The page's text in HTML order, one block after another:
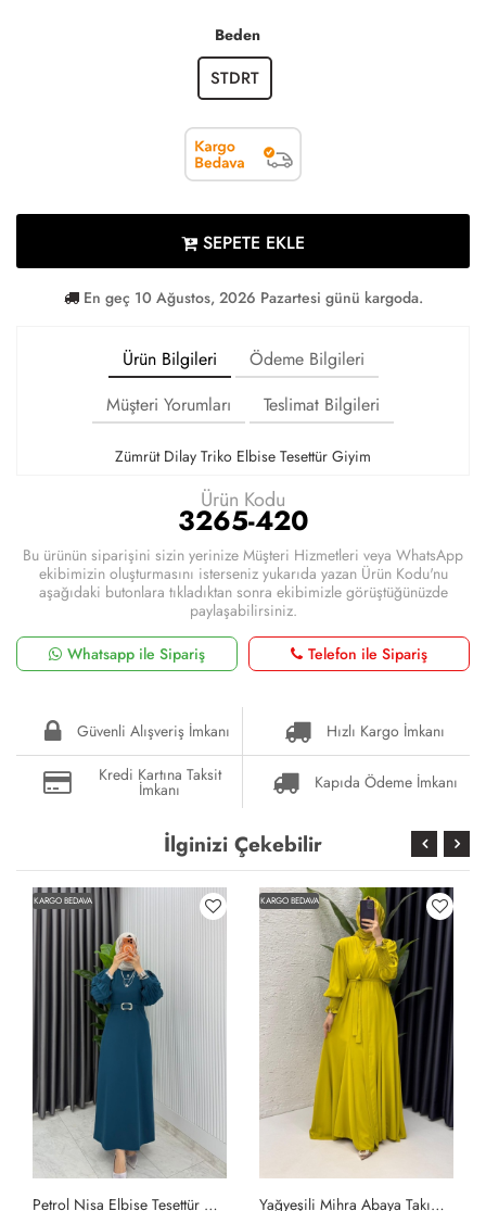
Beden
STDRT
SEPETE EKLE
En geç 10 Ağustos, 2026 Pazartesi günü kargoda.
Ürün Bilgileri
Ödeme Bilgileri
Müşteri Yorumları
Teslimat Bilgileri
Zümrüt Dilay Triko Elbise Tesettür Giyim
Ürün Kodu
3265-420
Bu ürünün siparişini sizin yerinize Müşteri Hizmetleri veya WhatsApp
ekibimizin oluşturmasını isterseniz yukarıda yazan Ürün Kodu'nu
aşağıdaki butonlara tıkladıktan sonra ekibimizle görüştüğünüzde
paylaşabilirsiniz.
Whatsapp ile Sipariş
Telefon ile Sipariş
Güvenli Alışveriş İmkanı
Hızlı Kargo İmkanı
Kredi Kartına Taksit
İmkanı Kapıda Ödeme İmkanı
İlginizi Çekebilir
KARGO BEDAVA
Petrol Nisa Elbise Tesettür Giyim Petrol Yeşili
KARGO BEDAVA
Yağyeşili Mihra Abaya Takım Tesettür Giyim Yağ Yeşili